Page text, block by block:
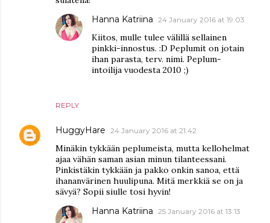
REPLY
Hanna Katriina 24 January 2016 at 19:03
Kiitos, mulle tulee välillä sellainen
pinkki-innostus. :D Peplumit on jotain
ihan parasta, terv. nimi. Peplum-
intoilija vuodesta 2010 ;)
HuggyHare 24 January 2016 at 21:42
Minäkin tykkään peplumeista, mutta kellohelmat
ajaa vähän saman asian minun tilanteessani.
Pinkistäkin tykkään ja pakko onkin sanoa, että
ihananvärinen huulipuna. Mitä merkkiä se on ja
sävyä? Sopii siulle tosi hyvin!
Hanna Katriina 25 January 2016 at 13:13